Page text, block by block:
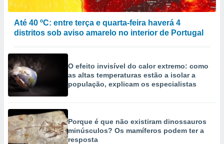
Até 40 ºC: entre terça e quarta-feira haverá 4
distritos sob aviso amarelo no interior de Portugal
O efeito invisível do calor extremo: como
as altas temperaturas estão a isolar a
população, explicam os especialistas
Porque é que não existiram dinossauros
minúsculos? Os mamíferos podem ter a
resposta